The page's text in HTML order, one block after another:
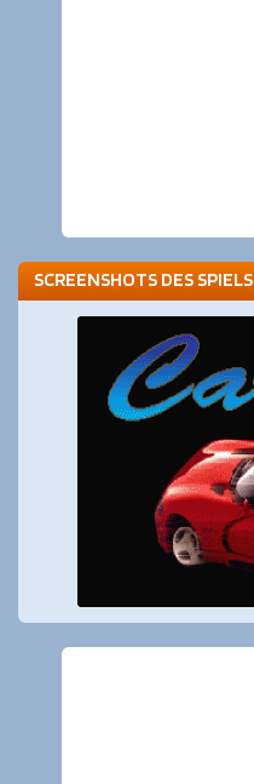
SCREENSHOTS DES SPIELS